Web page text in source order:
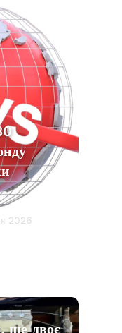
2026
ще двоє